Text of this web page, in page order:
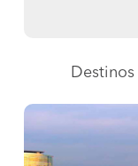
Destinos